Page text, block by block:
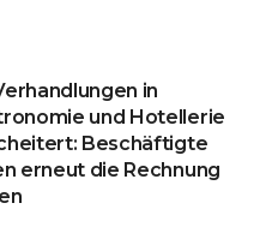
in
und Hotellerie
Beschäftigte
erneut die Rechnung